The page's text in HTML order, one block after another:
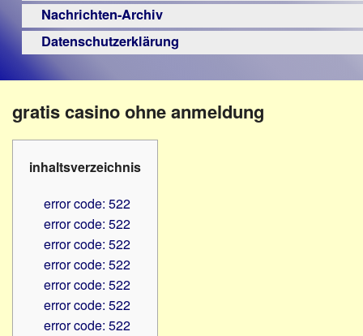
Frühförderung
Schule
–
Beruf
Hilfsmittel
-
PC
Augenoptiker
Berufsbildungswerke
Hörbüchereien
Reha-
Lehrer
Verbände
Nachrichten-Archiv
Datenschutzerklärung
gratis casino ohne anmeldung
inhaltsverzeichnis
error code: 522
error code: 522
error code: 522
error code: 522
error code: 522
error code: 522
error code: 522